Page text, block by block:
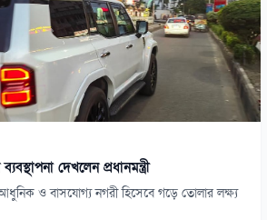
দেখলেন প্রধানমন্ত্রী
আধুনিক ও বাসযোগ্য নগরী হিসেবে গড়ে তোলার লক্ষ্য